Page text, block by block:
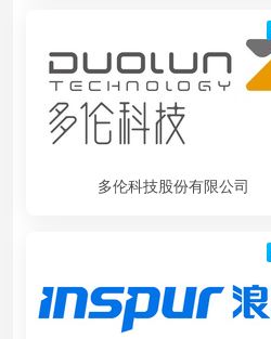
多伦科技股份有限公司